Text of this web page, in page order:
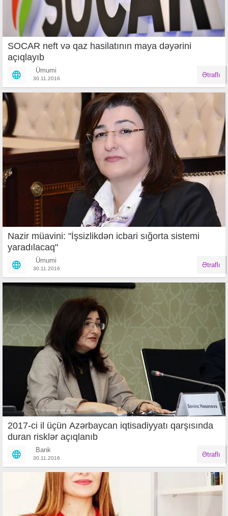
SOCAR neft və qaz hasilatının maya dəyərini
açıqlayıb
Ümumi
30.11.2016 Ətraflı
Nazir müavini: "İşsizlikdən icbari sığorta sistemi
yaradılacaq"
Ümumi
30.11.2016 Ətraflı
2017-ci il üçün Azərbaycan iqtisadiyyatı qarşısında
duran risklər açıqlanıb
Bank
30.11.2016 Ətraflı